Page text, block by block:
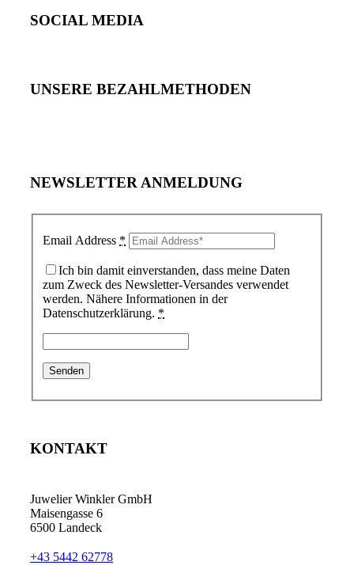
SOCIAL MEDIA
UNSERE BEZAHLMETHODEN
NEWSLETTER ANMELDUNG
Email Address *
Ich bin damit einverstanden, dass meine Daten
zum Zweck des Newsletter-Versandes verwendet
werden. Nähere Informationen in der
Datenschutzerklärung. *
KONTAKT
Juwelier Winkler GmbH
Maisengasse 6
6500 Landeck
+43 5442 62778